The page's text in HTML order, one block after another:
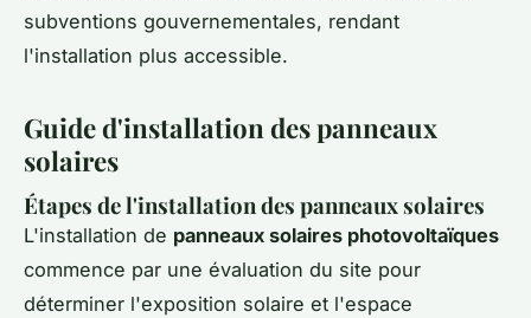
subventions gouvernementales, rendant
l'installation plus accessible.
Guide d'installation des panneaux
solaires
Étapes de l'installation des panneaux solaires
L'installation de panneaux solaires photovoltaïques
commence par une évaluation du site pour
déterminer l'exposition solaire et l'espace